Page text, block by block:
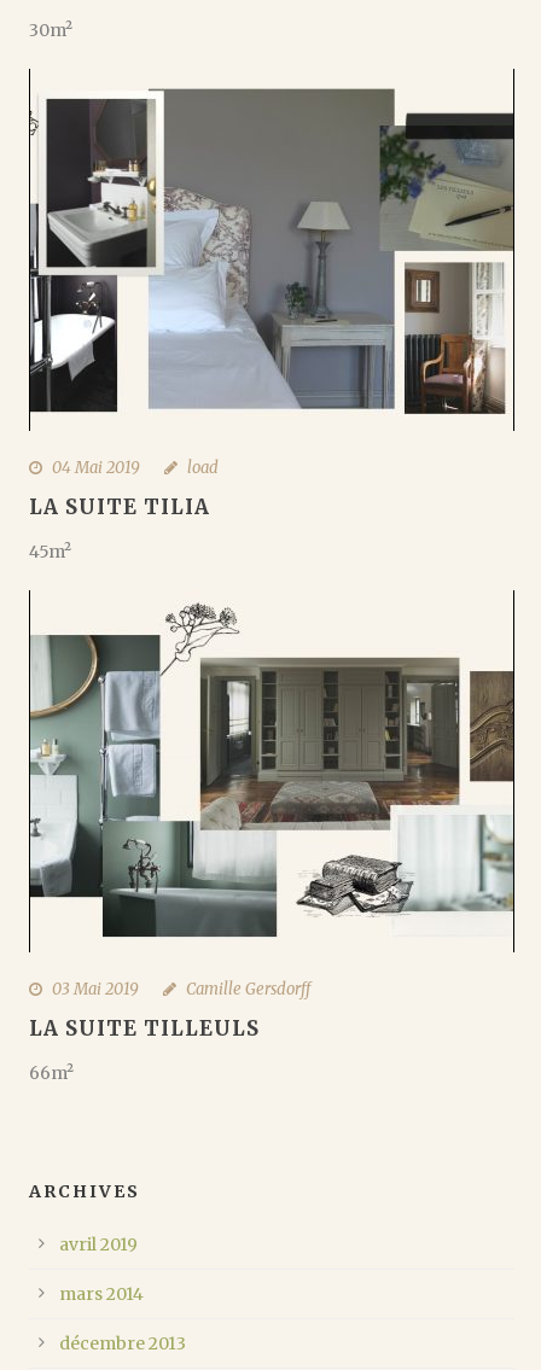
30m²
04 Mai 2019 load
LA SUITE TILIA
45m²
03 Mai 2019 Camille Gersdorff
LA SUITE TILLEULS
66m²
ARCHIVES
avril 2019
mars 2014
décembre 2013